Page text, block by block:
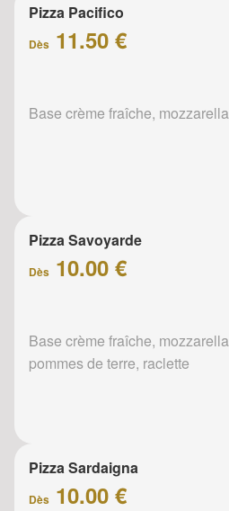
Pizza Pacifico
Dès 11.50 €
Base crème fraîche,
Pizza Savoyarde
Dès 10.00 €
Base crème fraîche,
pommes de terre, raclette
Pizza Sardaigna
Dès 10.00 €